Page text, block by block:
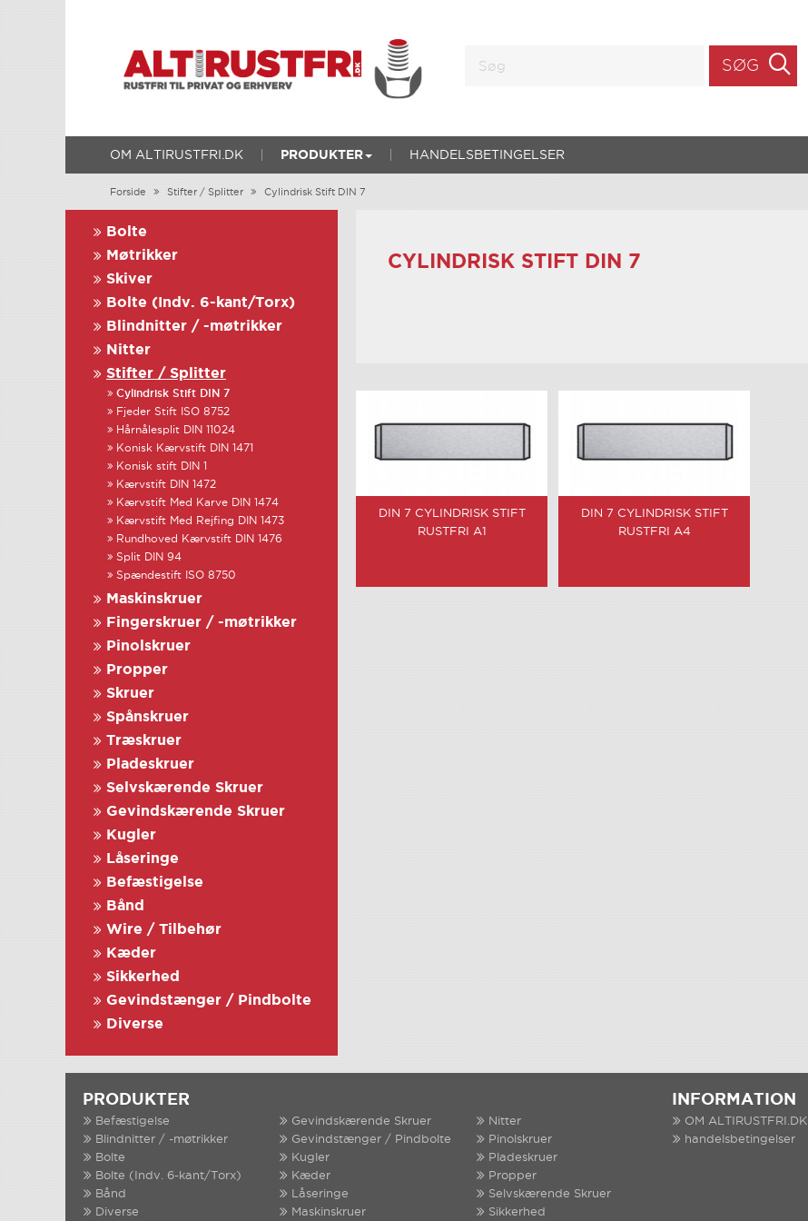
OM ALTIRUSTFRI.DK PRODUKTER HANDELSBETINGELSER
SØG
Forside Stifter / Splitter Cylindrisk Stift DIN 7
Bolte
Møtrikker
Skiver
Bolte (Indv. 6-kant/Torx)
Blindnitter / -møtrikker
Nitter
Stifter / Splitter
Cylindrisk Stift DIN 7
Fjeder Stift ISO 8752
Hårnålesplit DIN 11024
Konisk Kærvstift DIN 1471
Konisk stift DIN 1
Kærvstift DIN 1472
Kærvstift Med Karve DIN 1474
Kærvstift Med Rejfing DIN 1473
Rundhoved Kærvstift DIN 1476
Split DIN 94
Spændestift ISO 8750
Maskinskruer
Fingerskruer / -møtrikker
Pinolskruer
Propper
Skruer
Spånskruer
Træskruer
Pladeskruer
Selvskærende Skruer
Gevindskærende Skruer
Kugler
Låseringe
Befæstigelse
Bånd
Wire / Tilbehør
Kæder
Sikkerhed
Gevindstænger / Pindbolte
Diverse
CYLINDRISK STIFT DIN 7
DIN 7 CYLINDRISK STIFT
RUSTFRI A1
DIN 7 CYLINDRISK STIFT
RUSTFRI A4
PRODUKTER
Befæstigelse
Blindnitter / -møtrikker
Bolte
Bolte (Indv. 6-kant/Torx)
Bånd
Diverse
Gevindskærende Skruer
Gevindstænger / Pindbolte
Kugler
Kæder
Låseringe
Maskinskruer
Nitter
Pinolskruer
Pladeskruer
Propper
Selvskærende Skruer
Sikkerhed
INFORMATION
OM ALTIRUSTFRI.DK
handelsbetingelser